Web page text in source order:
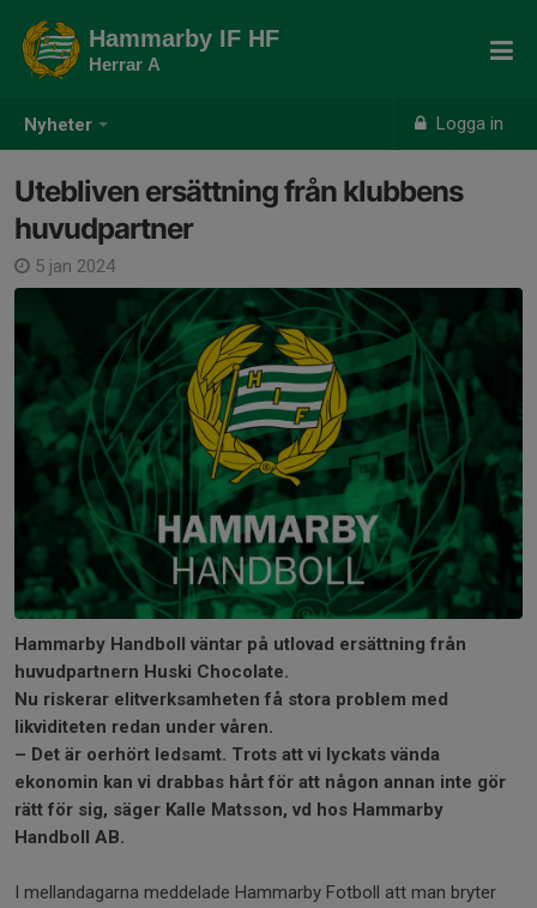
Nyheter Logga in
Hammarby IF HF
Herrar A
Utebliven ersättning från klubbens
huvudpartner
5 jan 2024
Hammarby Handboll väntar på utlovad ersättning från
huvudpartnern Huski Chocolate.
Nu riskerar elitverksamheten få stora problem med
likviditeten redan under våren.
– Det är oerhört ledsamt. Trots att vi lyckats vända
ekonomin kan vi drabbas hårt för att någon annan inte gör
rätt för sig, säger Kalle Matsson, vd hos Hammarby
Handboll AB.
I mellandagarna meddelade Hammarby Fotboll att man bryter